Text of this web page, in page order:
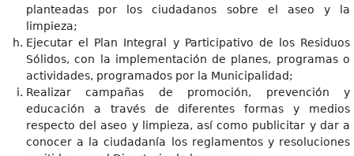
planteadas por los ciudadanos sobre el aseo y la
limpieza;
Ejecutar el Plan Integral y Participativo de los Residuos
Sólidos, con la implementación de planes, programas o
actividades, programados por la Municipalidad;
Realizar campañas de promoción, prevención y
educación a través de diferentes formas y medios
respecto del aseo y limpieza, así como publicitar y dar a
conocer a la ciudadanía los reglamentos y resoluciones